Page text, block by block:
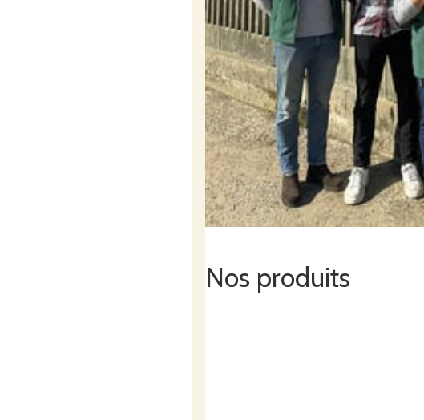
Nos produits